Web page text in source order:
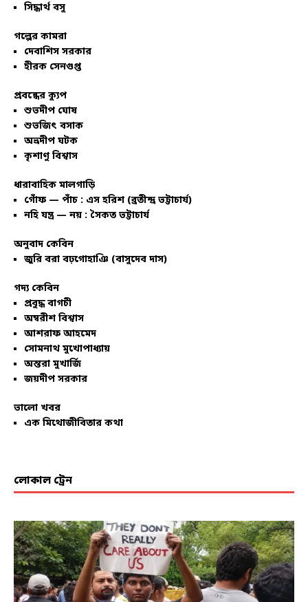
সিদ্ধার্থ বসু
গল্পের কামরা
দেবাশিস সরকার
হীরক সেনগুপ্ত
প্রবন্ধের ক্যুপ
শুভদীপ ঘোষ
শুভজিৎ বসাক
অভ্রদীপ ঘটক
কৃশাণু বিশ্বাস
ধারাবাহিক মালগাড়ি
গোঁফ — পাঁচ : এস হরিশ (ব্রতীন্দ্র ভট্টাচার্য)
নহি যন্ত্র — নয় : সৈকত ভট্টাচার্য
অনুবাদ কেবিন
জুরি বরা বঢ়গোহাঞি (বাসুদেব দাস)
গদ্য কেবিন
প্রবুদ্ধ বাগচী
অম্বরীশ বিশ্বাস
আশরাফ আহমেদ
সোমনাথ মুখোপাধ্যায়
অন্তরা মুখার্জি
জয়দীপ সরকার
ভালো খবর
এক মিথোজীবিতার কথা
লোকাল ট্রেন